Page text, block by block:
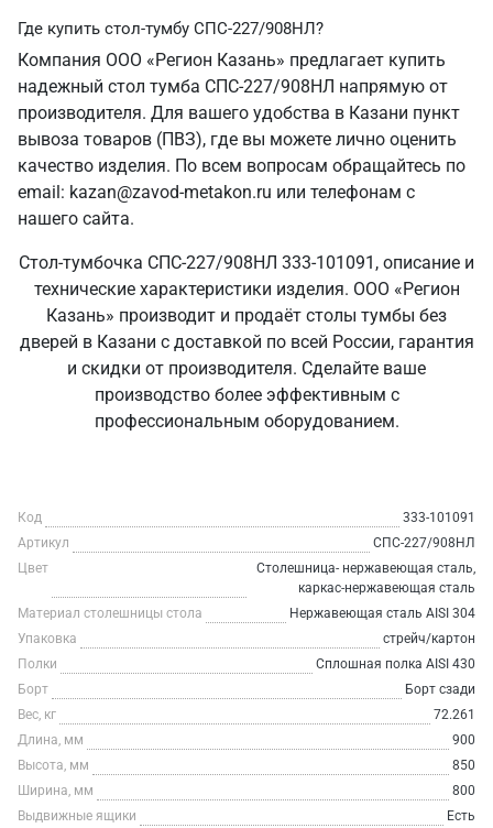
Где купить стол-тумбу СПС-227/908НЛ?
Компания ООО «Регион Казань» предлагает купить
надежный стол тумба СПС-227/908НЛ напрямую от
производителя. Для вашего удобства в Казани пункт
вывоза товаров (ПВЗ), где вы можете лично оценить
качество изделия. По всем вопросам обращайтесь по
email: kazan@zavod-metakon.ru или телефонам с
нашего сайта.
Стол-тумбочка СПС-227/908НЛ 333-101091, описание и
технические характеристики изделия. ООО «Регион
Казань» производит и продаёт столы тумбы без
дверей в Казани с доставкой по всей России, гарантия
и скидки от производителя. Сделайте ваше
производство более эффективным с
профессиональным оборудованием.
Код
333-101091
Артикул
СПС-227/908НЛ
Цвет
Столешница- нержавеющая сталь,
каркас-нержавеющая сталь
Материал столешницы стола
Нержавеющая сталь AISI 304
Упаковка
стрейч/картон
Полки
Сплошная полка AISI 430
Борт
Борт сзади
Вес, кг
72.261
Длина, мм
900
Высота, мм
850
Ширина, мм
800
Выдвижные ящики
Есть